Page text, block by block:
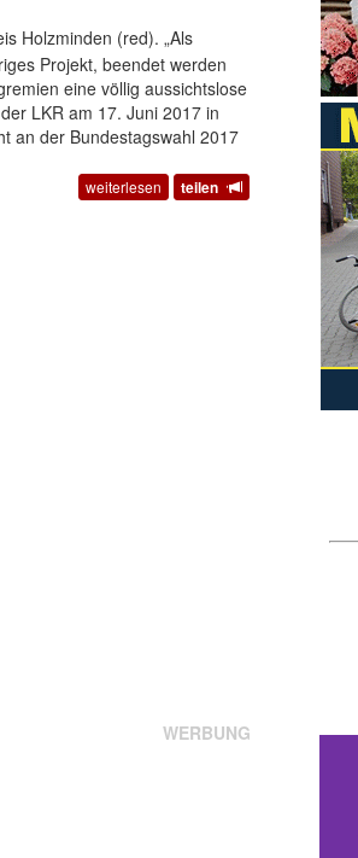
Holzminden (red). „Als
Projekt, beendet werden
eine völlig aussichtslose
LKR am 17. Juni 2017 in
an der Bundestagswahl 2017
weiterlesen teilen
WERBUNG